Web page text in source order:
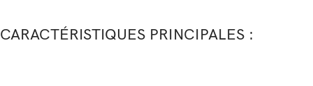
CARACTÉRISTIQUES PRINCIPALES :